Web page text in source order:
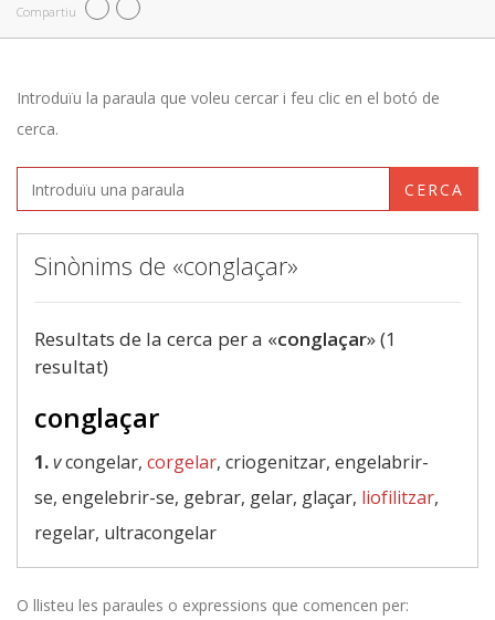
Compartiu
Introduïu la paraula que voleu cercar i feu clic en el botó de
cerca.
CERCA
Sinònims de «conglaçar»
Resultats de la cerca per a «conglaçar» (1
resultat)
conglaçar
1.vcongelar, corgelar, criogenitzar, engelabrir-
se, engelebrir-se, gebrar, gelar, glaçar, liofilitzar,
regelar, ultracongelar
O llisteu les paraules o expressions que comencen per: